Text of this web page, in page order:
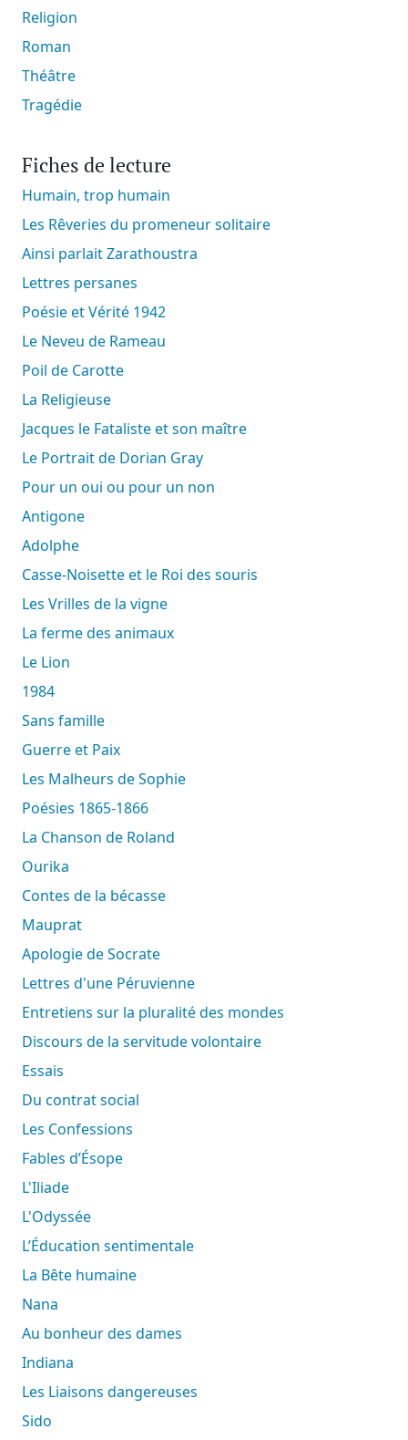
Religion
Roman
Théâtre
Tragédie
Fiches de lecture
Humain, trop humain
Les Rêveries du promeneur solitaire
Ainsi parlait Zarathoustra
Lettres persanes
Poésie et Vérité 1942
Le Neveu de Rameau
Poil de Carotte
La Religieuse
Jacques le Fataliste et son maître
Le Portrait de Dorian Gray
Pour un oui ou pour un non
Antigone
Adolphe
Casse-Noisette et le Roi des souris
Les Vrilles de la vigne
La ferme des animaux
Le Lion
1984
Sans famille
Guerre et Paix
Les Malheurs de Sophie
Poésies 1865-1866
La Chanson de Roland
Ourika
Contes de la bécasse
Mauprat
Apologie de Socrate
Lettres d'une Péruvienne
Entretiens sur la pluralité des mondes
Discours de la servitude volontaire
Essais
Du contrat social
Les Confessions
Fables d’Ésope
L'Iliade
L'Odyssée
L’Éducation sentimentale
La Bête humaine
Nana
Au bonheur des dames
Indiana
Les Liaisons dangereuses
Sido